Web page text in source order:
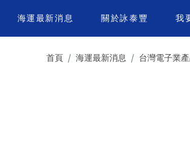
海運最新消息 關於詠泰豐 我
首頁 海運最新消息 台灣電子業